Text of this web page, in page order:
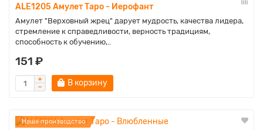
ALE1205 Амулет Таро - Иерофант
Амулет "Верховный жрец" дарует мудрость, качества лидера,
стремление к справедливости, верность традициям,
способность к обучению,..
151 ₽
В корзину
Наше производство